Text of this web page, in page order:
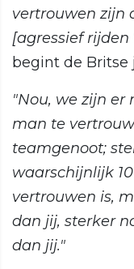
vertrouwen zijn
[agressief
begint de Britse
"Nou, we zijn er
man te
teamgenoot;
waarschijnlijk
vertrouwen is,
dan jij, sterker
dan jij."